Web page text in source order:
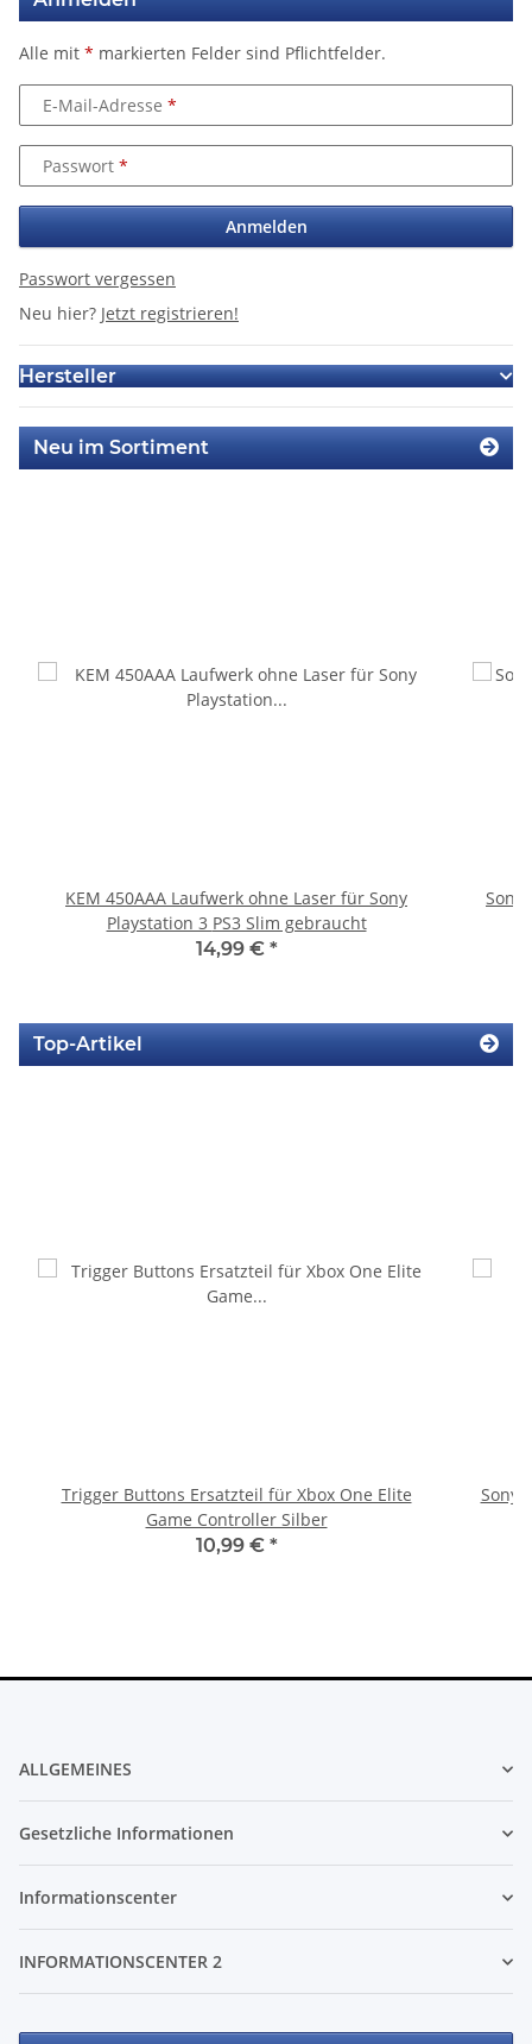
Alle mit * markierten Felder sind Pflichtfelder.
E-Mail-Adresse
Passwort
Anmelden
Passwort vergessen
Neu hier? Jetzt registrieren!
Hersteller
Neu im Sortiment
KEM 450AAA Laufwerk ohne Laser für Sony
Playstation 3 PS3 Slim gebraucht
14,99 € *
Sony
Top-Artikel
Trigger Buttons Ersatzteil für Xbox One Elite
Game Controller Silber
10,99 € *
Sony
ALLGEMEINES
Gesetzliche Informationen
Informationscenter
INFORMATIONSCENTER 2